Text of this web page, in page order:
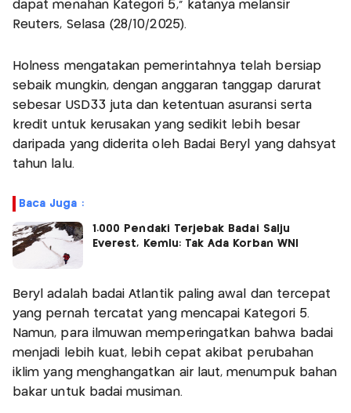
dapat menahan Kategori 5," katanya melansir
Reuters, Selasa (28/10/2025).
Holness mengatakan pemerintahnya telah bersiap
sebaik mungkin, dengan anggaran tanggap darurat
sebesar USD33 juta dan ketentuan asuransi serta
kredit untuk kerusakan yang sedikit lebih besar
daripada yang diderita oleh Badai Beryl yang dahsyat
tahun lalu.
Baca Juga :
1.000 Pendaki Terjebak Badai Salju
Everest, Kemlu: Tak Ada Korban WNI
Beryl adalah badai Atlantik paling awal dan tercepat
yang pernah tercatat yang mencapai Kategori 5.
Namun, para ilmuwan memperingatkan bahwa badai
menjadi lebih kuat, lebih cepat akibat perubahan
iklim yang menghangatkan air laut, menumpuk bahan
bakar untuk badai musiman.